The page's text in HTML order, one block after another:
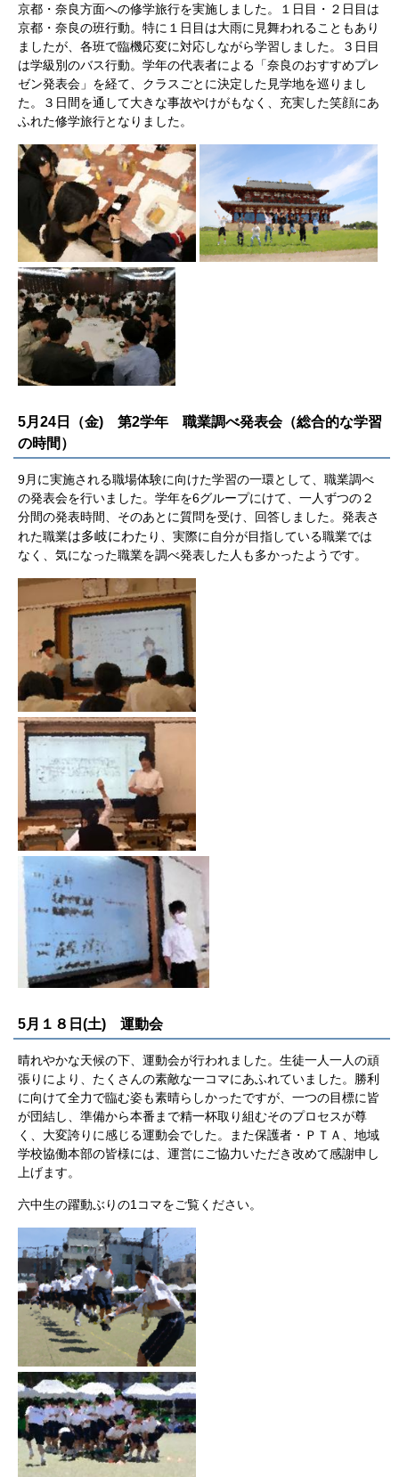
京都・奈良方面への修学旅行を実施しました。１日目・２日目は
京都・奈良の班行動。特に１日目は大雨に見舞われることもあり
ましたが、各班で臨機応変に対応しながら学習しました。３日目
は学級別のバス行動。学年の代表者による「奈良のおすすめプレ
ゼン発表会」を経て、クラスごとに決定した見学地を巡りまし
た。３日間を通して大きな事故やけがもなく、充実した笑顔にあ
ふれた修学旅行となりました。
5月24日（金) 第2学年 職業調べ発表会（総合的な学習
の時間）
9月に実施される職場体験に向けた学習の一環として、職業調べ
の発表会を行いました。学年を6グループにけて、一人ずつの２
分間の発表時間、そのあとに質問を受け、回答しました。発表さ
れた職業は多岐にわた り、実際に自分が目指している職業では
なく、気になった職業を調べ発表した人も多かったようです。
5月１８日(土) 運動会
晴れやかな天候の下、運動会が行われました。生徒一人一人の頑
張りにより、たくさんの素敵な一コマにあふれていました。勝利
に向けて全力で臨む姿も素晴らしかったですが、一つの目標に皆
が団結し、準備から本番まで精一杯取り組むそのプロセスが尊
く、大変誇りに感じる運動会でした。また保護者・ＰＴＡ、地域
学校協働本部の皆様には、運営にご協力いただき改めて感謝申し
上げます。
六中生の躍動ぶりの1コマをご覧ください。